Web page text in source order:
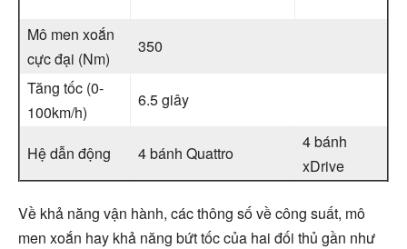
Mô men xoắn
cực đại (Nm)
350
Tăng tốc (0-
100km/h)
6.5 giây
Hệ dẫn động 4 bánh Quattro
4 bánh
xDrive
Về khả năng vận hành, các thông số về công suất, mô
men xoắn hay khả năng bứt tốc của hai đối thủ gần như